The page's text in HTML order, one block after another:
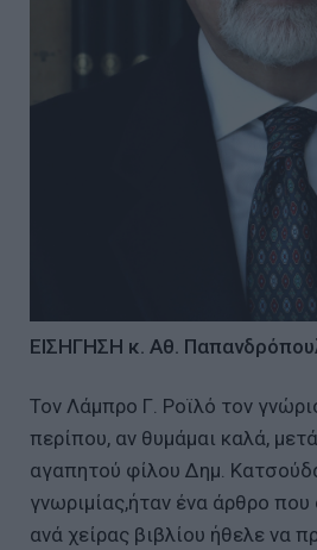
ΕΙΣΗΓΗΣΗ κ. Αθ.
Τον Λάμπρο Γ. Ροϊλό τον
περίπου, αν θυμάμαι καλά,
αγαπητού φίλου Δημ.
γνωριμίας,ήταν ένα άρθρο
ανά χείρας βιβλίου ήθελε να